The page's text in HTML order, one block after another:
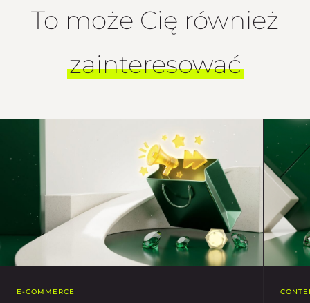
To może Cię również
zainteresować
E-COMMERCE